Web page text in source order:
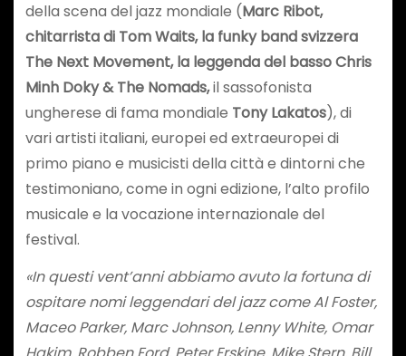
della scena del jazz mondiale (Marc Ribot,
chitarrista di Tom Waits, la funky band svizzera
The Next Movement, la leggenda del bassoChris
Minh Doky & The Nomads,il sassofonista
ungherese di fama mondiale Tony Lakatos), di
vari artisti italiani, europei ed extraeuropei di
primo piano e musicisti della città e dintorni che
testimoniano, come in ogni edizione, l’alto profilo
musicale e la vocazione internazionale del
festival.
«In questi vent’anni abbiamo avuto la fortuna di
ospitare nomi leggendari del jazz come Al Foster,
Maceo Parker, Marc Johnson, Lenny White, Omar